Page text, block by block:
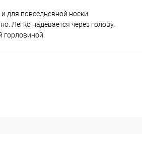
для повседневной носки.
Легко надевается через голову.